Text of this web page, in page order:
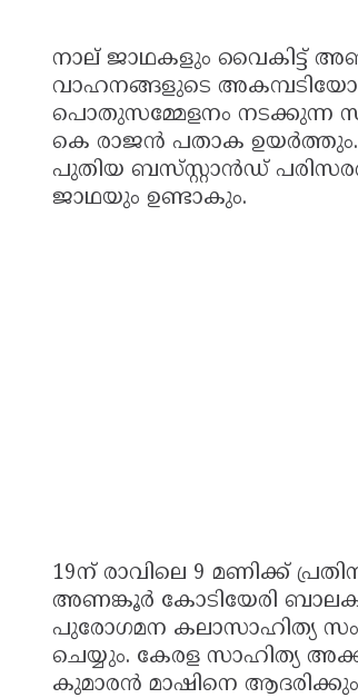
നാല് ജാഥകളും വൈകിട്ട്
വാഹനങ്ങളുടെ
പൊതുസമ്മേളനം നടക്കുന്ന
കെ രാജൻ പതാക
പുതിയ ബസ്‌സ്റ്റാൻഡ്
ജാഥയും ഉണ്ടാകും.
19ന് രാവിലെ 9 മണിക്ക്
അണങ്കൂർ കോടിയേരി
പുരോഗമന കലാസാഹിത്യ
ചെയ്യും. കേരള സാഹിത്യ
കുമാരൻ മാഷിനെ ആദരിക്കും.